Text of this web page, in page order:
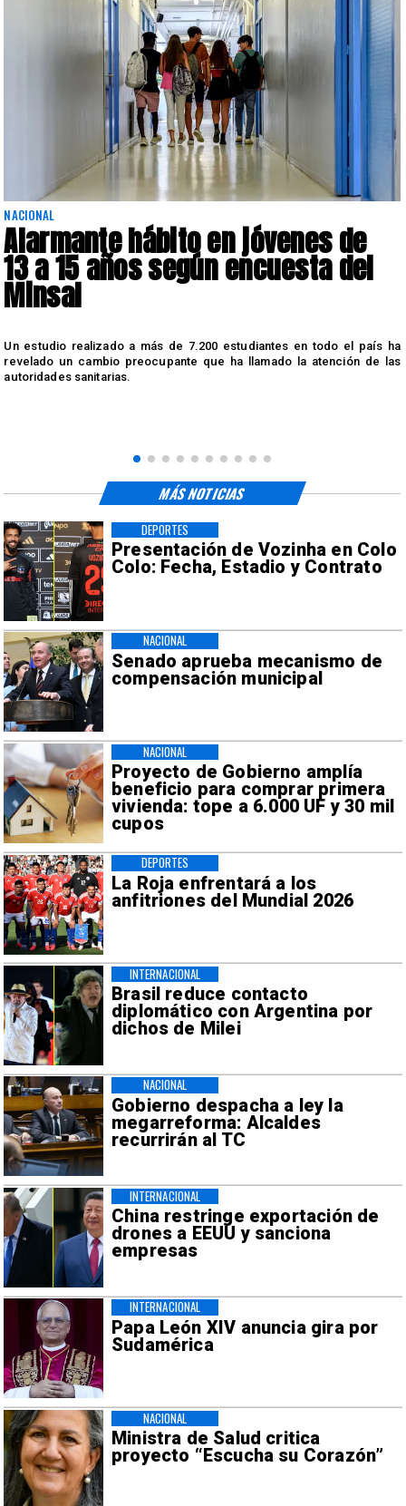
NACIONAL
Alarmante hábito en jóvenes de
13 a 15 años según encuesta del
Minsal
Un estudio realizado a más de 7.200 estudiantes en todo el país ha
revelado un cambio preocupante que ha llamado la atención de las
autoridades sanitarias.
Presentación de Vozinha en Colo
Colo: Fecha, Estadio y Contrato
DEPORTES
Senado aprueba mecanismo de
compensación municipal
NACIONAL
Proyecto de Gobierno amplía
beneficio para comprar primera
vivienda: tope a 6.000 UF y 30 mil
cupos
NACIONAL
La Roja enfrentará a los
anfitriones del Mundial 2026
DEPORTES
Brasil reduce contacto
diplomático con Argentina por
dichos de Milei
INTERNACIONAL
Gobierno despacha a ley la
megarreforma: Alcaldes
recurrirán al TC
NACIONAL
China restringe exportación de
drones a EEUU y sanciona
empresas
INTERNACIONAL
Papa León XIV anuncia gira por
Sudamérica
INTERNACIONAL
Ministra de Salud critica
proyecto “Escucha su Corazón”
NACIONAL
MÁS NOTICIAS